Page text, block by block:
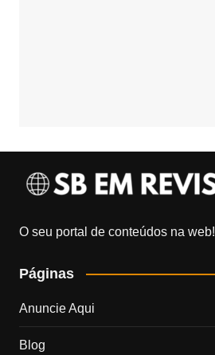
O seu portal de conteúdos na web!
Páginas
Anuncie Aqui
Blog